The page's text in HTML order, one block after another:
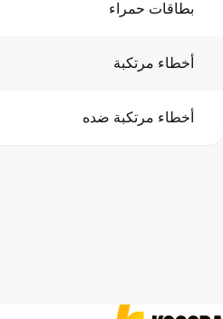
بطاقات حمراء
أخطاء مرتكبة
أخطاء مرتكبة ضده